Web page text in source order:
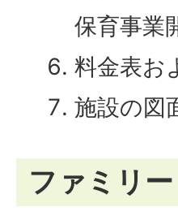
保育事業
料金表お
施設の図
ファミリ